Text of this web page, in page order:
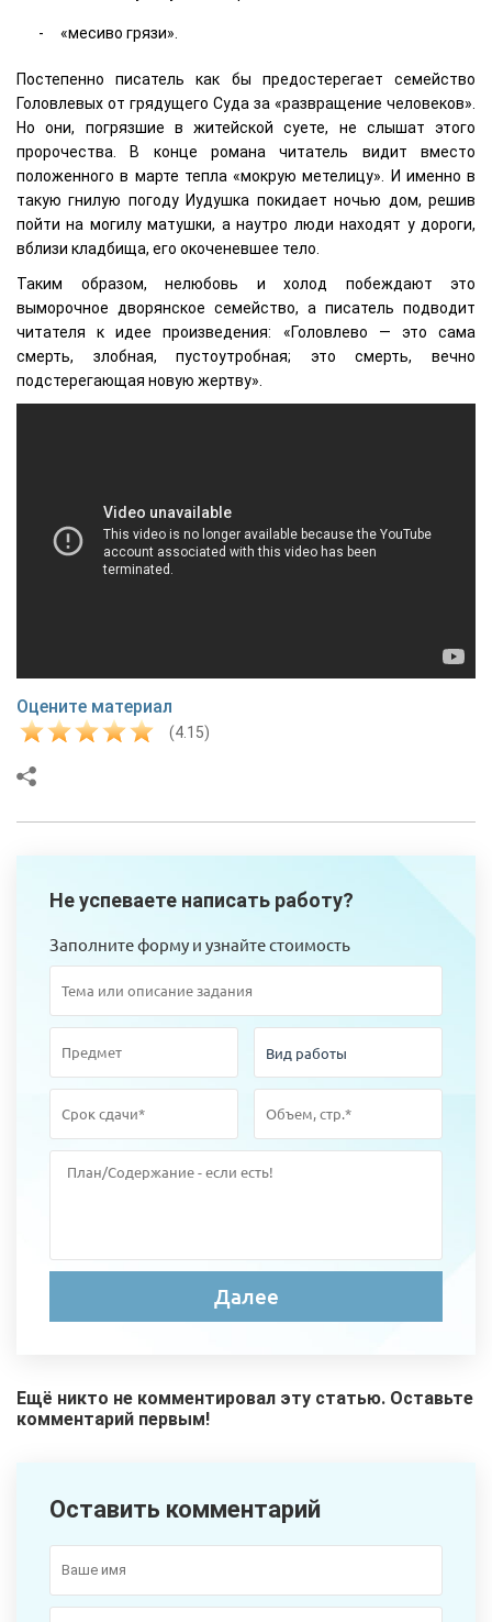
«месиво грязи».
Постепенно писатель как бы предостерегает семейство
Головлевых от грядущего Суда за «развращение человеков».
Но они, погрязшие в житейской суете, не слышат этого
пророчества. В конце романа читатель видит вместо
положенного в марте тепла «мокрую метелицу». И именно в
такую гнилую погоду Иудушка покидает ночью дом, решив
пойти на могилу матушки, а наутро люди находят у дороги,
вблизи кладбища, его окоченевшее тело.
Таким образом, нелюбовь и холод побеждают это
выморочное дворянское семейство, а писатель подводит
читателя к идее произведения: «Головлево — это сама
смерть, злобная, пустоутробная; это смерть, вечно
подстерегающая новую жертву».
Оцените материал
(4.15)
Не успеваете написать работу?
Заполните форму и узнайте стоимость
Ещё никто не комментировал эту статью. Оставьте
комментарий первым!
Оставить комментарий